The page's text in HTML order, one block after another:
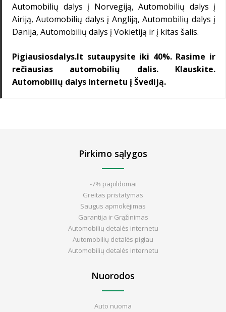
Automobilių dalys į Norvegiją, Automobilių dalys į
Airiją, Automobilių dalys į Angliją, Automobilių dalys į
Danija, Automobilių dalys į Vokietiją ir į kitas šalis.
Pigiausiosdalys.lt sutaupysite iki 40%. Rasime ir
rečiausias automobilių dalis. Klauskite.
Automobilių dalys internetu į Švediją.
Pirkimo sąlygos
-7% papildomai
Greitas pristatymas
Saugus apmokėjimas
Garantija ir Grąžinimas
Automobilių detalės internetu
Automobilių detalės pigiau
Automobilių detalės internetu
Nuorodos
Auto nuoma